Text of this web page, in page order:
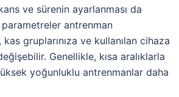
ve sürenin ayarlanması da
antrenman
gruplarınıza ve kullanılan cihaza
Genellikle, kısa aralıklarla
yoğunluklu antrenmanlar daha